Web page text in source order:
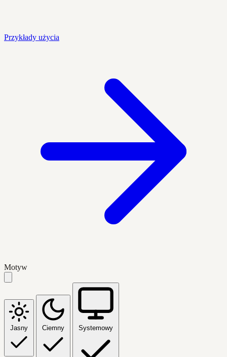
Przykłady użycia
Motyw
Jasny Ciemny Systemowy